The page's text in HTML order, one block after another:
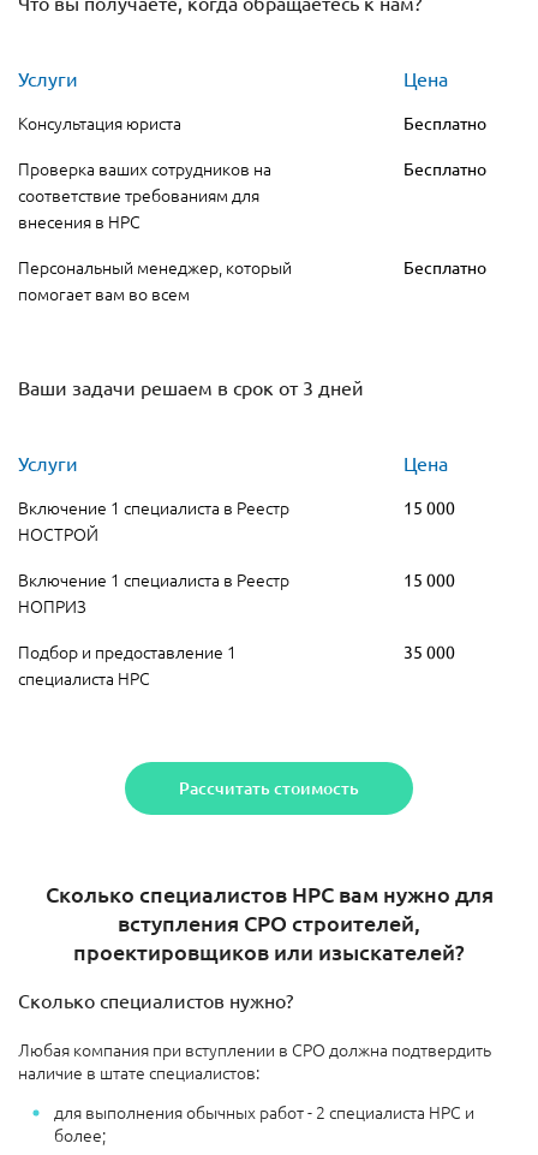
Услуги
Цена
Консультация юриста
Бесплатно
Проверка ваших сотрудников на
соответствие требованиям для
внесения в НРС
Бесплатно
Персональный менеджер, который
помогает вам во всем
Бесплатно
Ваши задачи решаем в срок от 3 дней
Услуги
Цена
Включение 1 специалиста в Реестр
НОСТРОЙ
15 000
Включение 1 специалиста в Реестр
НОПРИЗ
15 000
Подбор и предоставление 1
специалиста НРС
35 000
Рассчитать стоимость
Сколько специалистов НРС вам нужно для
вступления СРО строителей,
проектировщиков или изыскателей?
Сколько специалистов нужно?
Любая компания при вступлении в СРО должна подтвердить
наличие в штате специалистов:
для выполнения обычных работ - 2 специалиста НРС и
более;